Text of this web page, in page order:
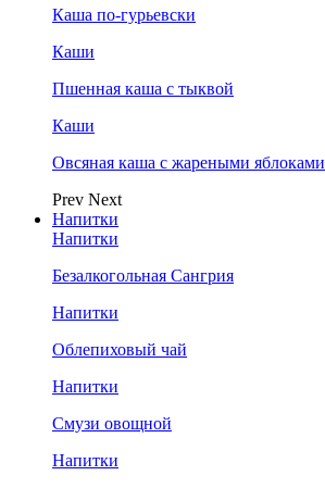
Каша по-гурьевски
Каши
Пшенная каша с тыквой
Каши
Овсяная каша с жареными яблоками
Prev Next
Напитки
Напитки
Безалкогольная Сангрия
Напитки
Облепиховый чай
Напитки
Смузи овощной
Напитки